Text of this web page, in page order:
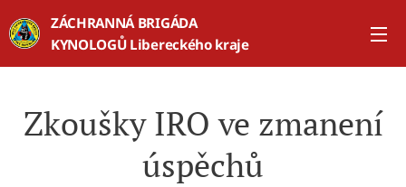
ZÁCHRANNÁ BRIGÁDA
KYNOLOGŮ Libereckého kraje
Zkoušky IRO ve zmanení
úspěchů